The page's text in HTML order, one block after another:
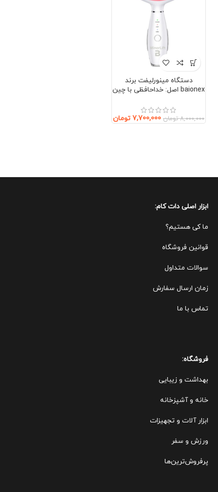
دستگاه مینورلیفت برند
baionex اصل: خداحافظی با چین
گردن)
8,000,000 تومان 7,700,000 تومان
ابزار اصلی دات کام:
ما کی هستیم؟
قوانین فروشگاه
سوالات متداول
زمان ارسال سفارش
تماس با ما
فروشگاه:
بهداشت و زیبایی
خانه و آشپزخانه
ابزار آلات و تجهیزات
ورزش و سفر
پرفروش‌ترین‌ها